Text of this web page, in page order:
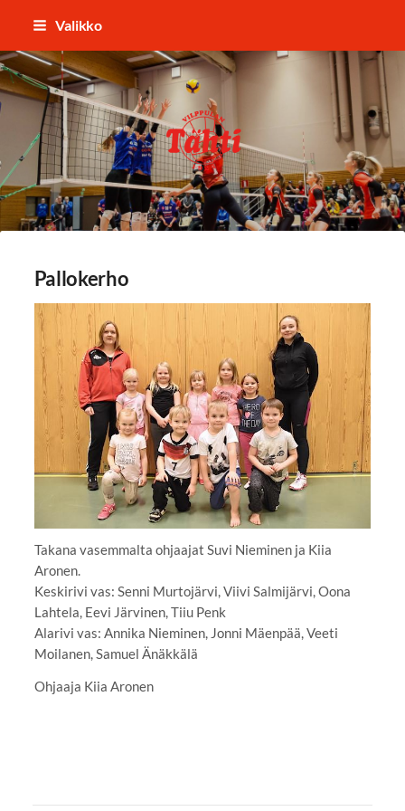
Siirry
sisältöön
Valikko
Vilppulan Tähti ry
Pallokerho
Takana vasemmalta ohjaajat Suvi Nieminen ja Kiia
Aronen.
Keskirivi vas: Senni Murtojärvi, Viivi Salmijärvi, Oona
Lahtela, Eevi Järvinen, Tiiu Penk
Alarivi vas: Annika Nieminen, Jonni Mäenpää, Veeti
Moilanen, Samuel Änäkkälä
Ohjaaja Kiia Aronen